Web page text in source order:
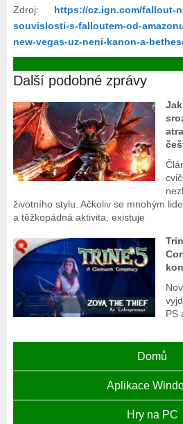
Zdroj: https://cz.ign.com/fallout-
souvislosti-s-falloutem-od-
new-vegas-uz-neni-kanon-a-
Další podobné zprávy
životního stylu. Ačkoliv se mnohým
a těžkopádná aktivita, existuje
PS
Domů
Aplikace
Hry na PC